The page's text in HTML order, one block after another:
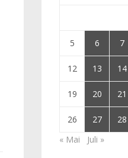
5 6 7
12 13 14
19 20 21
26 27 28
« Mai
Juli »